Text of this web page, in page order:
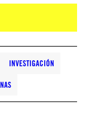
INVESTIGACIÓN